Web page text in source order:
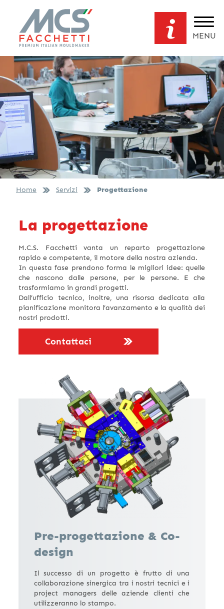
MENU
Home Servizi Progettazione
La progettazione
M.C.S. Facchetti vanta un reparto progettazione
rapido e competente, il motore della nostra azienda.
In questa fase prendono forma le migliori idee: quelle
che nascono dalle persone, per le persone. E che
trasformiamo in grandi progetti.
Dall’ufficio tecnico, inoltre, una risorsa dedicata alla
pianificazione monitora l’avanzamento e la qualità dei
nostri prodotti.
Contattaci
Pre-progettazione & Co-
design
Il successo di un progetto è frutto di una
collaborazione sinergica tra i nostri tecnici e i
project managers delle aziende clienti che
utilizzeranno lo stampo.